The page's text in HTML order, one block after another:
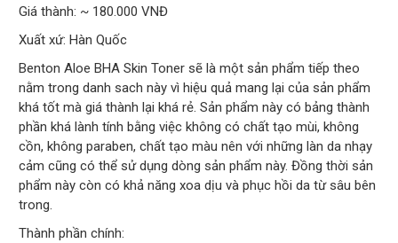
Giá thành: ~ 180.000 VNĐ
Xuất xứ: Hàn Quốc
Benton Aloe BHA Skin Toner sẽ là một sản phẩm tiếp theo
nằm trong danh sach này vì hiệu quả mang lại của sản phẩm
khá tốt mà giá thành lại khá rẻ. Sản phẩm này có bảng thành
phần khá lành tính bằng việc không có chất tạo mùi, không
cồn, không paraben, chất tạo màu nên với những làn da nhạy
cảm cũng có thể sử dụng dòng sản phẩm này. Đồng thời sản
phẩm này còn có khả năng xoa dịu và phục hồi da từ sâu bên
trong.
Thành phần chính: